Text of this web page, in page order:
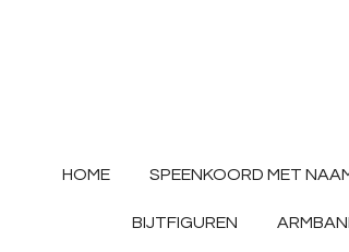
HOME SPEENKOORD MET
BIJTFIGUREN